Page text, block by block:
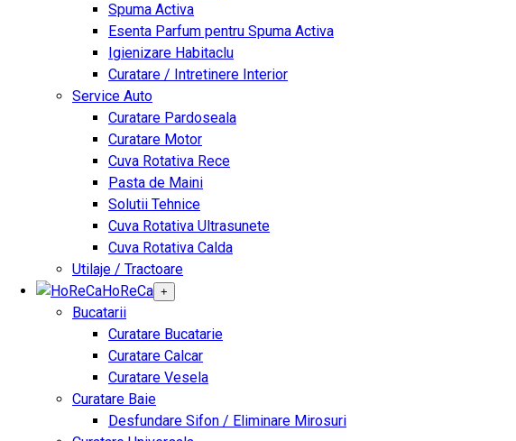
Spuma Activa
Esenta Parfum pentru Spuma Activa
Igienizare Habitaclu
Curatare / Intretinere Interior
Service Auto
Curatare Pardoseala
Curatare Motor
Cuva Rotativa Rece
Pasta de Maini
Solutii Tehnice
Cuva Rotativa Ultrasunete
Cuva Rotativa Calda
Utilaje / Tractoare
HoReCa +
Bucatarii
Curatare Bucatarie
Curatare Calcar
Curatare Vesela
Curatare Baie
Desfundare Sifon / Eliminare Mirosuri